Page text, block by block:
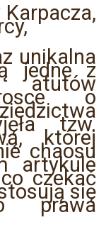
unikalna
jedne z
atutów
o
tzw.
której
chaosu
artykule
czekać
się
prawa